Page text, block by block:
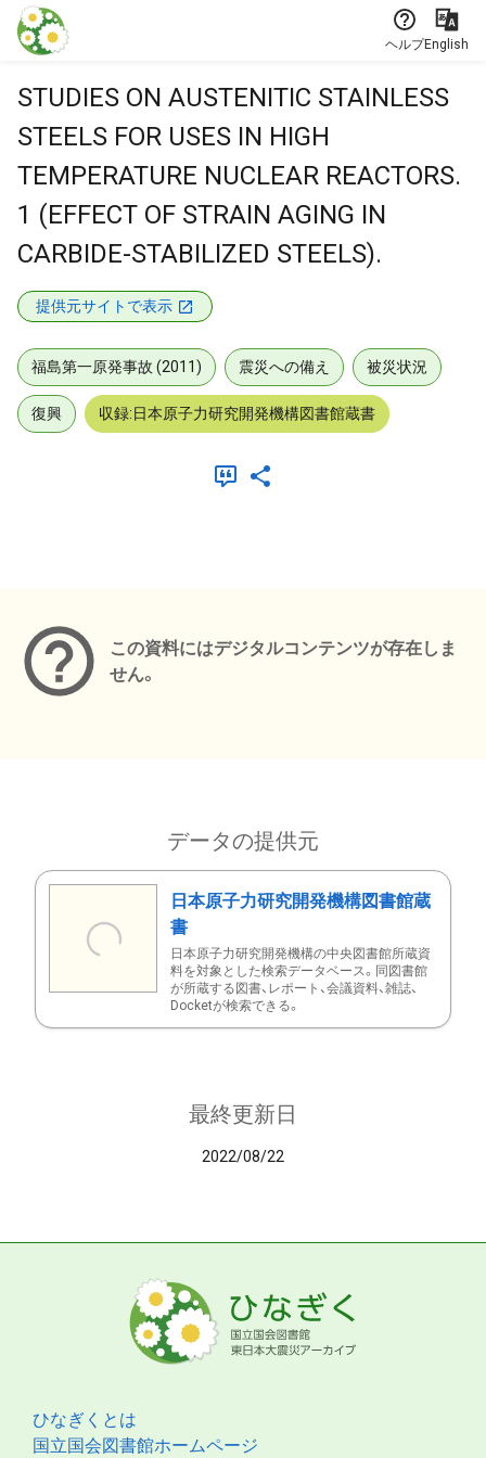
本文に飛ぶ
ヘルプEnglish
STUDIES ON AUSTENITIC STAINLESS
STEELS FOR USES IN HIGH
TEMPERATURE NUCLEAR REACTORS.
1 (EFFECT OF STRAIN AGING IN
CARBIDE-STABILIZED STEELS).
提供元サイトで表示
福島第一原発事故 (2011) 震災への備え 被災状況
復興 収録:日本原子力研究開発機構図書館蔵書
この資料にはデジタルコンテンツが存在しま
せん。
データの提供元
日本原子力研究開発機構図書館蔵
書
日本原子力研究開発機構の中央図書館所蔵資
料を対象とした検索データベース。同図書館
が所蔵する図書、レポート、会議資料、雑誌、
Docketが検索できる。
最終更新日
2022/08/22
ひなぎくとは
国立国会図書館ホームページ